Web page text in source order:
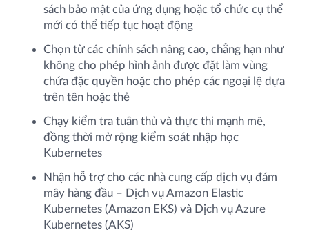
sách bảo mật của ứng dụng hoặc tổ chức cụ thể
mới có thể tiếp tục hoạt động
Chọn từ các chính sách nâng cao, chẳng hạn như
không cho phép hình ảnh được đặt làm vùng
chứa đặc quyền hoặc cho phép các ngoại lệ dựa
trên tên hoặc thẻ
Chạy kiểm tra tuân thủ và thực thi mạnh mẽ,
đồng thời mở rộng kiểm soát nhập học
Kubernetes
Nhận hỗ trợ cho các nhà cung cấp dịch vụ đám
mây hàng đầu – Dịch vụ Amazon Elastic
Kubernetes (Amazon EKS) và Dịch vụ Azure
Kubernetes (AKS)